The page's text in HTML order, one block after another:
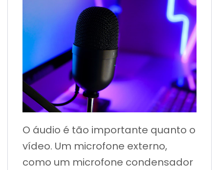
O áudio é tão importante quanto o
vídeo. Um microfone externo,
como um microfone condensador